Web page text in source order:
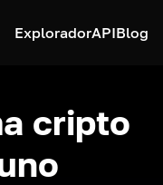
ExploradorAPIBlog
cripto